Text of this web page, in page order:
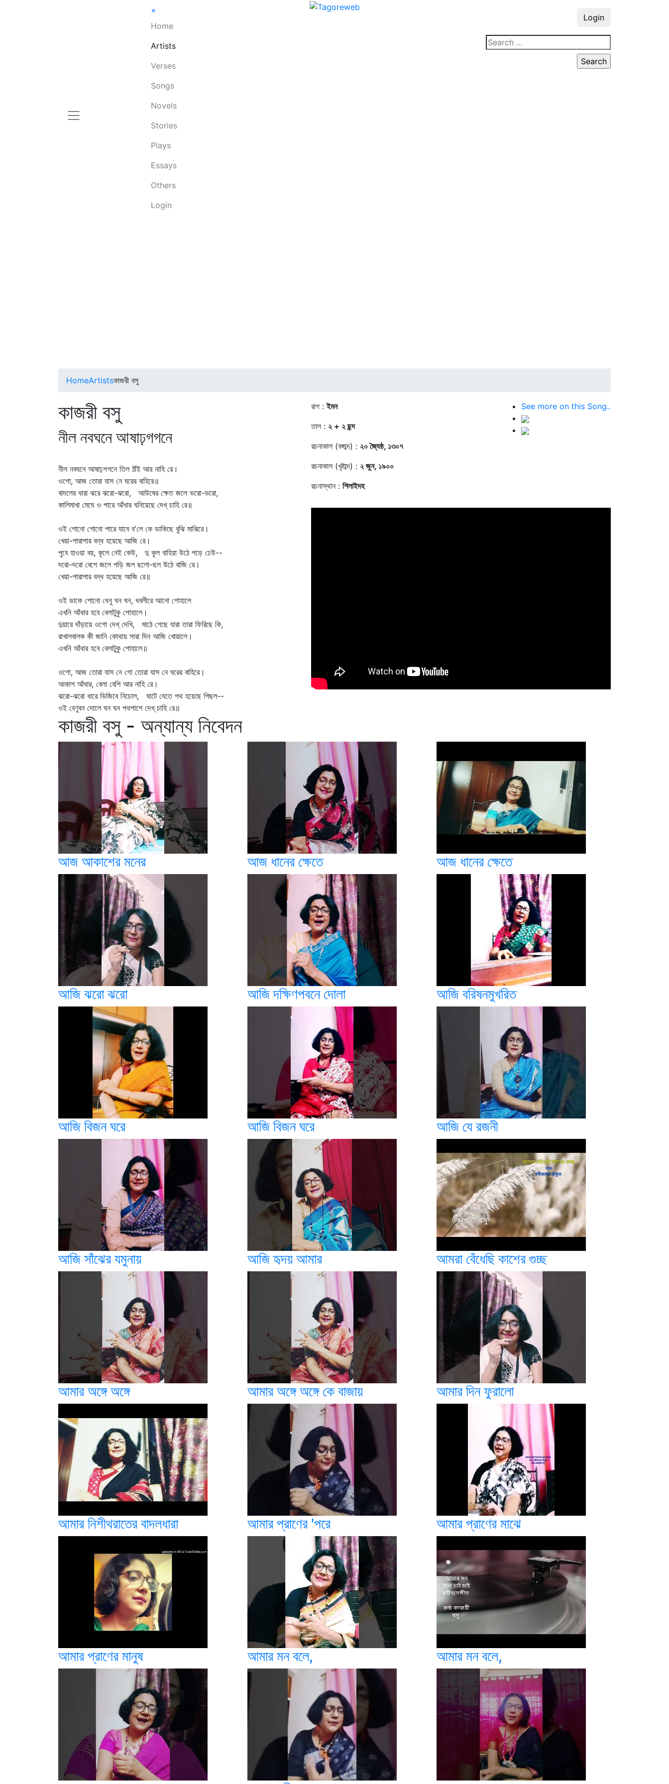
×
Home
Artists
Verses
Songs
Novels
Stories
Plays
Essays
Others
Login
Login
HomeArtistsকাজরী বসু
কাজরী বসু
নীল নবঘনে আষাঢ়গগনে
নীল নবঘনে আষাঢ়গগনে তিল ঠাঁই আর নাহি রে।
ওগো, আজ তোরা যাস নে ঘরের বাহিরে॥
বাদলের ধারা ঝরে ঝরো-ঝরো, আউষের ক্ষেত জলে ভরো-ভরো,
কালিমাখা মেঘে ও পারে আঁধার ঘনিয়েছে দেখ্‌ চাহি রে॥
ওই শোনো শোনো পারে যাবে ব'লে কে ডাকিছে বুঝি মাঝিরে।
খেয়া-পারাপার বন্ধ হয়েছে আজি রে।
পুবে হাওয়া বয়, কূলে নেই কেউ, দু কূল বাহিয়া উঠে পড়ে ঢেউ--
দরো-দরো বেগে জলে পড়ি জল ছলো-ছল উঠে বাজি রে।
খেয়া-পারাপার বন্ধ হয়েছে আজি রে॥
ওই ডাকে শোনো ধেনু ঘন ঘন, ধবলীরে আনো গোহালে
এখনি আঁধার হবে বেলাটুকু পোহালে।
দুয়ারে দাঁড়ায়ে ওগো দেখ্‌ দেখি, মাঠে গেছে যারা তারা ফিরিছে কি,
রাখালবালক কী জানি কোথায় সারা দিন আজি খোয়ালে।
এখনি আঁধার হবে বেলাটুকু পোহালে॥
ওগো, আজ তোরা যাস নে গো তোরা যাস নে ঘরের বাহিরে।
আকাশ আঁধার, বেলা বেশি আর নাহি রে।
ঝরো-ঝরো ধারে ভিজিবে নিচোল, ঘাটে যেতে পথ হয়েছে পিছল--
ওই বেণুবন দোলে ঘন ঘন পথপাশে দেখ্‌ চাহি রে॥
রাগ :ইমন
তাল : ২ + ২ ছন্দ
রচনাকাল (বঙ্গাব্দ) : ২০ জ্যৈষ্ঠ, ১৩০৭
রচনাকাল (খৃষ্টাব্দ) : ২ জুন, ১৯০০
রচনাস্থান : শিলাইদহ
See more on this Song..
কাজরী বসু - অন্যান্য নিবেদন
আজ আকাশের মনের আজ ধানের ক্ষেতে আজ ধানের ক্ষেতে
আজি ঝরো ঝরো আজি দক্ষিণপবনে দোলা আজি বরিষনমুখরিত
আজি বিজন ঘরে আজি বিজন ঘরে আজি যে রজনী
আজি সাঁঝের যমুনায় আজি হৃদয় আমার আমরা বেঁধেছি কাশের গুচ্ছ
আমার অঙ্গে অঙ্গে আমার অঙ্গে অঙ্গে কে বাজায় আমার দিন ফুরালো
আমার নিশীথরাতের বাদলধারা আমার প্রাণের 'পরে আমার প্রাণের মাঝে
আমার প্রাণের মানুষ আমার মন বলে, আমার মন বলে,